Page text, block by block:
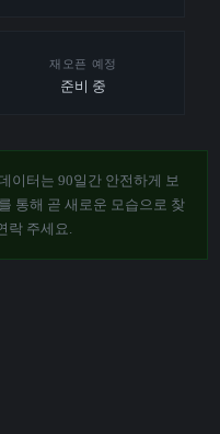
재오픈 예정
준비 중
이터는 90일간 안전하게 보
통해 곧 새로운 모습으로 찾
락 주세요.